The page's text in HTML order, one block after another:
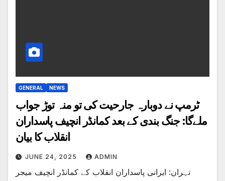
GENERAL NEWS
ٹرمپ نے دوبارہ جارحیت کی تو منہ توڑ جواب
ملےگا: جنگ بندی کے بعد کمانڈر انچیف پاسداران
انقلاب کا بیان
JUNE 24, 2025 ADMIN
تہران: ایرانی پاسداران انقلاب کے کمانڈر انچیف میجر